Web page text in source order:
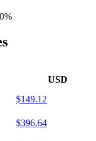
USD
$149.12
$396.64